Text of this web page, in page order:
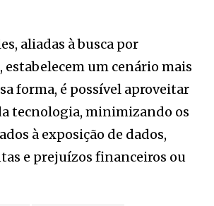
aliadas à busca por
um cenário mais
forma, é possível aproveitar
tecnologia, minimizando os
à exposição de dados,
e prejuízos financeiros ou